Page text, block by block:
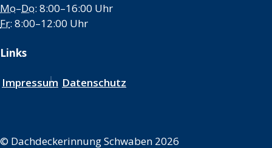
Mo–Do: 8:00–16:00 Uhr
Fr: 8:00–12:00 Uhr
Links
Impressum Datenschutz
© Dachdeckerinnung Schwaben 2026